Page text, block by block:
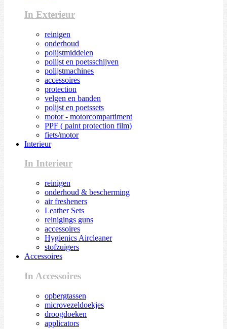
In Exterieur
reinigen
onderhoud
polijstmiddelen
polijst en poetsschijven
polijstmachines
accessoires
protection
velgen en banden
polijst en poetssets
motor - motorcompartiment
PPF ( paint protection film)
fiets/motor
Interieur
In Interieur
reinigen
onderhoud & bescherming
air fresheners
Leather Sets
reinigings guns
accessoires
Hygienics Aircleaner
stofzuigers
Accessoires
In Accessoires
opbergtassen
microvezeldoekjes
droogdoeken
applicators